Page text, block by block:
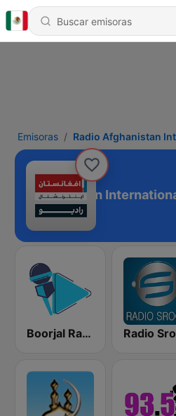
Emisoras Radio Afghanistan
Afghanistan
Boorjal Radio Radio